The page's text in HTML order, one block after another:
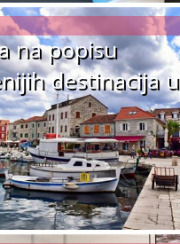
na popisu
destinacija u